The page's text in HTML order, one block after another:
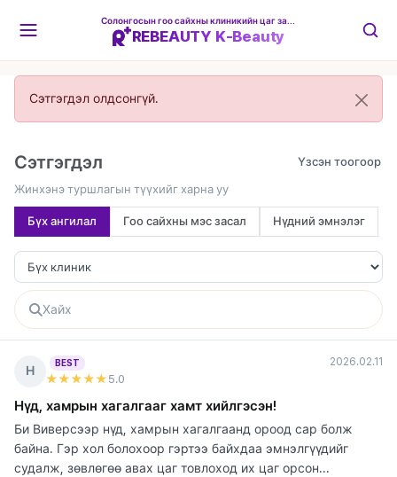
REBEAUTY K-Beauty
Сэтгэгдэл олдсонгүй.
Сэтгэгдэл
Жинхэнэ туршлагын түүхийг харна уу
Бүх ангилал Гоо сайхны мэс засал Нүдний эмнэлэг
Н
BEST
★★★★★ 5.0
2026.02.11
Нүд, хамрын хагалгааг хамт хийлгэсэн!
Би Виверсээр нүд, хамрын хагалгаанд ороод сар болж
байна. Гэр хол болохоор гэртээ байхдаа эмнэлгүүдийг
судалж, зөвлөгөө авах цаг товлоход их цаг орсон...